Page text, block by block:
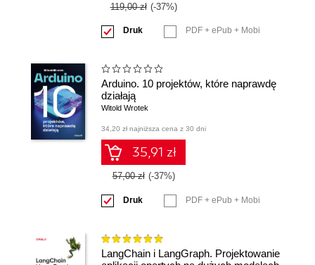
119,00 zł (-37%)
Druk PDF + ePub + Mobi
Arduino. 10 projektów, które naprawdę
działają
Witold Wrotek
34,20 zł najniższa cena z 30 dni
35,91 zł
57,00 zł (-37%)
Druk PDF + ePub + Mobi
LangChain i LangGraph. Projektowanie